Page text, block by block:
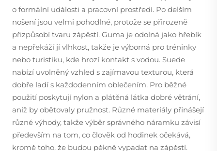
o formální události a pracovní prostředí. Po delším
nošení jsou velmi pohodlné, protože se přirozeně
přizpůsobí tvaru zápěstí. Guma je odolná jako hřebík
a nepřekáží jí vlhkost, takže je výborná pro tréninky
nebo turistiku, kde hrozí kontakt s vodou. Suede
nabízí uvolněný vzhled s zajímavou texturou, která
dobře ladí s každodenním oblečením. Pro běžné
použití poskytují nylon a plátěná látka dobré větrání,
aniž by obětovaly pružnost. Různé materiály přinášejí
různé výhody, takže výběr správného náramku závisí
především na tom, co člověk od hodinek očekává,
kromě toho, že budou pěkně vypadat na zápěstí.